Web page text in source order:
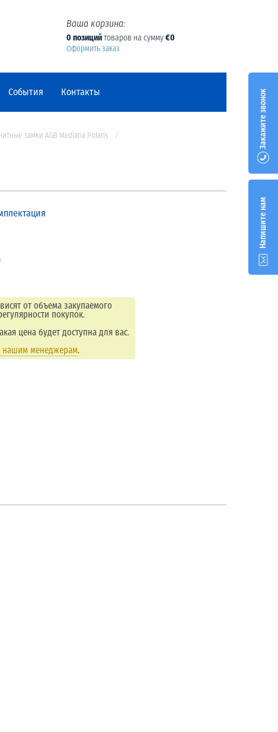
Ваша корзина:
0 позицийтоваров на сумму€0
Оформить заказ
События Контакты
замки AGB Mediana Polaris
от объема закупаемого
покупок.
цена будет доступна для вас.
нашим менеджерам.
Закажите звонок
Напишите нам